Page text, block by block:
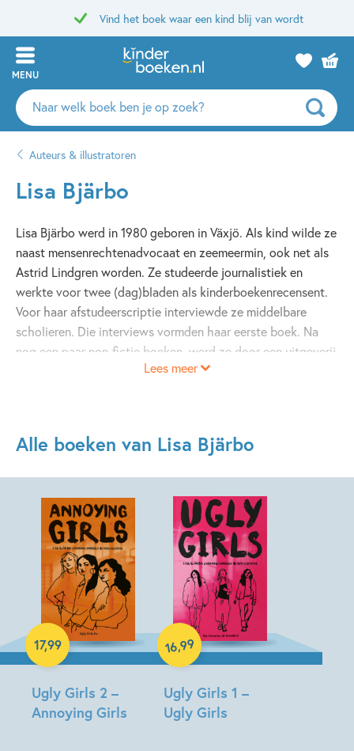
Vind het boek waar een kind blij van wordt
MENU
Zoeken
naar
auteurs
uitgevers
Auteurs & illustratoren
Lisa Bjärbo
Lisa Bjärbo werd in 1980 geboren in Växjö. Als kind wilde ze
naast mensenrechtenadvocaat en zeemeermin, ook net als
Astrid Lindgren worden. Ze studeerde journalistiek en
werkte voor twee (dag)bladen als kinderboekenrecensent.
Voor haar afstudeerscriptie interviewde ze middelbare
scholieren. Die interviews vormden haar eerste boek. Na
nog een paar non-fictie boeken, werd ze door een uitgeverij
benaderd die haar blogs zo leuk vonden. Ze werd gevraagd
Lees meer
Alle boeken van Lisa Bjärbo
Ugly Girls 2 –
Annoying Girls
17,99
Paperback
Ugly Girls 1 –
Ugly Girls
16,99
Paperback